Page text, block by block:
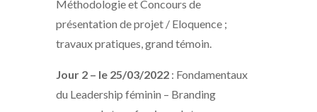
Méthodologie et Concours de
présentation de projet / Eloquence ;
travaux pratiques, grand témoin.
Jour 2 – le 25/03/2022 : Fondamentaux
du Leadership féminin – Branding